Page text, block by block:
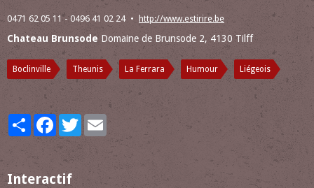
0471 62 05 11 - 0496 41 02 24 http://www.estirire.be
Chateau Brunsode Domaine de Brunsode 2, 4130 Tilff
Boclinville Theunis La Ferrara Humour Liégeois
PartagerFacebookTwitterEmail
Interactif